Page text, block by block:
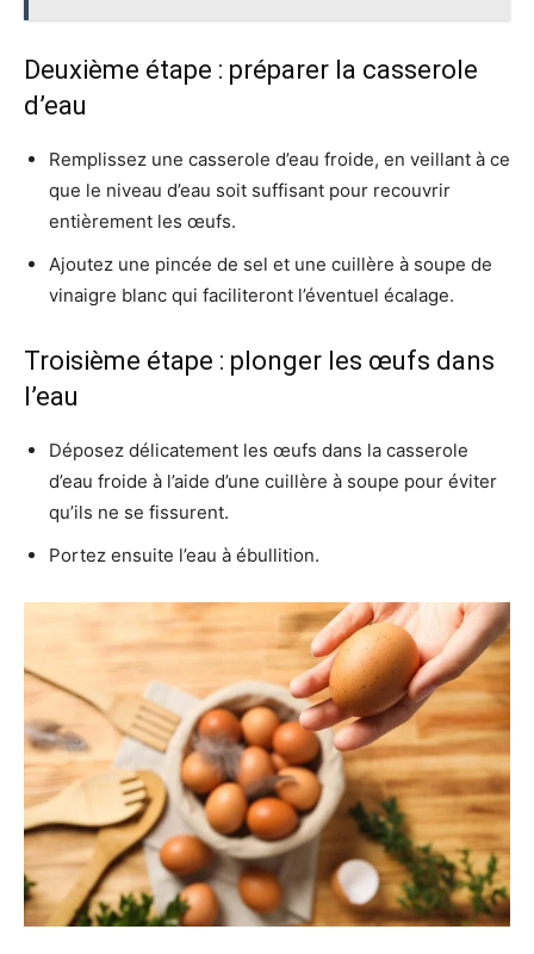
Deuxième étape : préparer la casserole
d’eau
Remplissez une casserole d’eau froide, en veillant à ce
que le niveau d’eau soit suffisant pour recouvrir
entièrement les œufs.
Ajoutez une pincée de sel et une cuillère à soupe de
vinaigre blanc qui faciliteront l’éventuel écalage.
Troisième étape : plonger les œufs dans
l’eau
Déposez délicatement les œufs dans la casserole
d’eau froide à l’aide d’une cuillère à soupe pour éviter
qu’ils ne se fissurent.
Portez ensuite l’eau à ébullition.